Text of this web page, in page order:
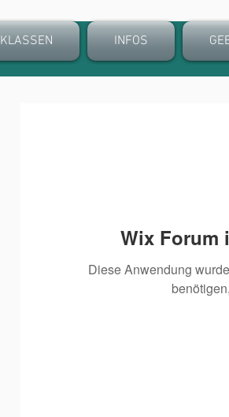
KLASSEN INFOS
Wix Forum
Diese Anwendung